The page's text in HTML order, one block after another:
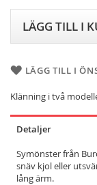
LÄGG TILL I
LÄGG TILL I
Klänning i två
Detaljer
Symönster från
snäv kjol eller
lång ärm.